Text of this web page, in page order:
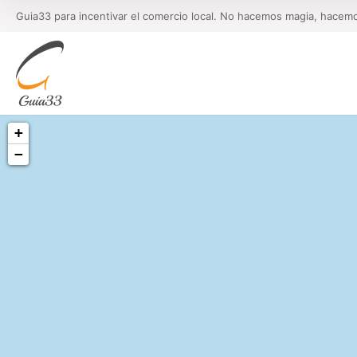
Guia33 para incentivar el comercio local. No hacemos magia,
+
−